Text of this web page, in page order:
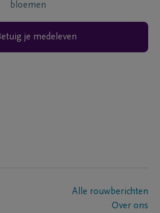
bloemen
je medeleven
Alle rouwberichten
Over ons